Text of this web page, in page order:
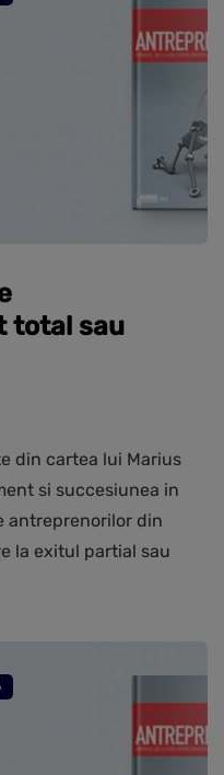
total sau
din cartea lui Marius
si succesiunea in
antreprenorilor din
la exitul partial sau